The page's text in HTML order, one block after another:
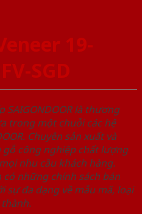
19-
SGD
SAIGONDOOR là thương
trong một chuỗi các hệ
Chuyên sản xuất và
công nghiệp chất lượng
nhu cầu khách hàng.
có những chính sách bán
sự đa dạng về mẫu mã, loại